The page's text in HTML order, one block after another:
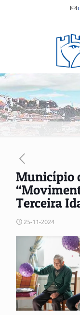
Município
Terceira
25-11-2024